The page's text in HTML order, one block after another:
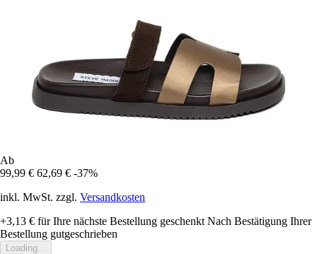
Ab
99,99 € 62,69 € -37%
inkl. MwSt. zzgl. Versandkosten
+3,13 € für Ihre nächste Bestellung geschenkt Nach Bestätigung Ihrer
Bestellung gutgeschrieben
Loading...